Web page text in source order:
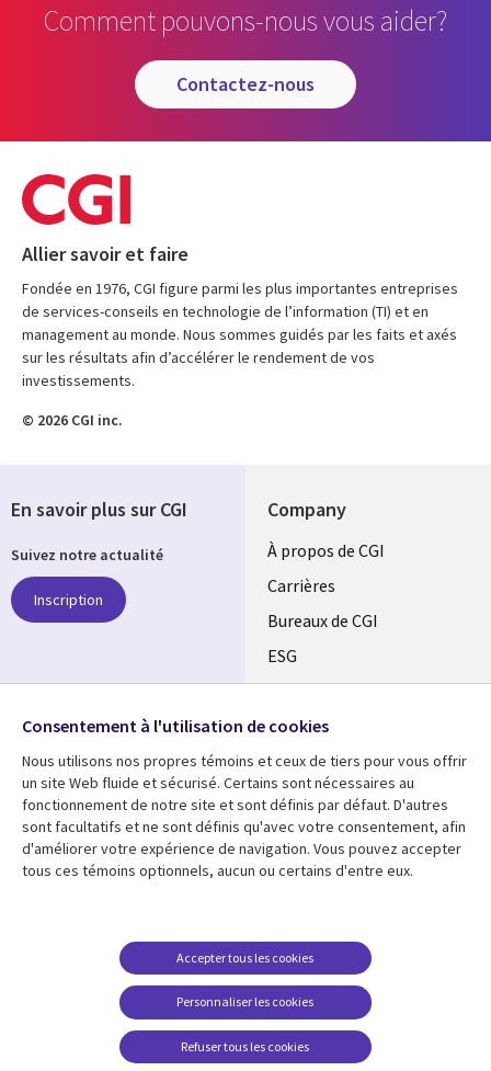
Comment pouvons-nous vous aider?
contactez-nous
Allier savoir et faire
Fondée en 1976, CGI figure parmi les plus importantes entreprises
de services-conseils en technologie de l’information (TI) et en
management au monde. Nous sommes guidés par les faits et axés
sur les résultats afin d’accélérer le rendement de vos
investissements.
© 2026 CGI inc.
Company
Useful
links
CANADA
FR
À propos de CGI
Carrières
Bureaux de CGI
ESG
Alliances
Ressources
Library
CANADA
Articles
Communiqués
Points de vue
Support
Legal
FR
Restrictions et
Confidentialité
Accessibilité
Centre de gestion des
témoins
En savoir plus sur CGI
Suivez notre actualité
Inscription
Media
CANADA
Consentement à l'utilisation de cookies
Nous utilisons nos propres témoins et ceux de tiers pour vous offrir
un site Web fluide et sécurisé. Certains sont nécessaires au
fonctionnement de notre site et sont définis par défaut. D'autres
sont facultatifs et ne sont définis qu'avec votre consentement, afin
d'améliorer votre expérience de navigation. Vous pouvez accepter
tous ces témoins optionnels, aucun ou certains d'entre eux.
Personnaliser les cookies
Accepter tous les cookies
Refuser tous les cookies